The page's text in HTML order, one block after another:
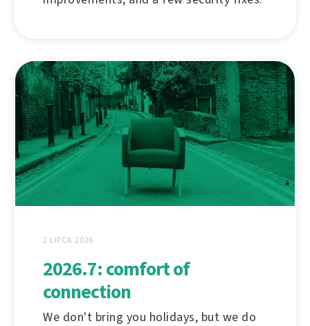
2 LIPCA 2026
2026.7: comfort of
connection
We don't bring you holidays, but we do